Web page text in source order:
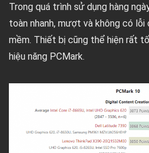
Trong quá trình sử dụng hàng
toàn nhanh, mượt và không có lỗi
mềm. Thiết bị cũng thể hiện rất
hiệu năng PCMark.